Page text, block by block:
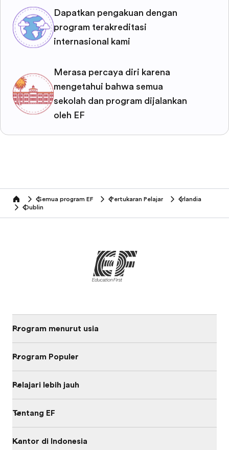
Dapatkan pengakuan dengan
program terakreditasi
internasional kami
Merasa percaya diri karena
mengetahui bahwa semua
sekolah dan program dijalankan
oleh EF
home Semua program EF Pertukaran Pelajar
Irlandia
Dublin
Program menurut usia
Program Populer
Pelajari lebih jauh
Tentang EF
Kantor di Indonesia